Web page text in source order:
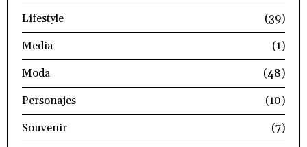
Lifestyle
(39)
Media
(1)
Moda
(48)
Personajes
(10)
Souvenir
(7)